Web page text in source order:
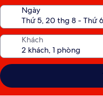
Ngày
Khách